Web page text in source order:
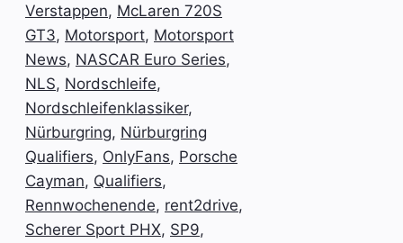
Verstappen, McLaren 720S
GT3, Motorsport, Motorsport
News, NASCAR Euro Series,
NLS, Nordschleife,
Nordschleifenklassiker,
Nürburgring, Nürburgring
Qualifiers, OnlyFans, Porsche
Cayman, Qualifiers,
Rennwochenende, rent2drive,
Scherer Sport PHX, SP9,